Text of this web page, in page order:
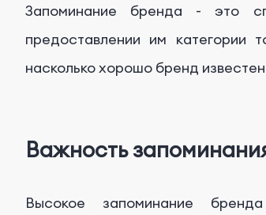
Запоминание бренда - это
предоставлении им категории
насколько хорошо бренд
Важность
Высокое запоминание